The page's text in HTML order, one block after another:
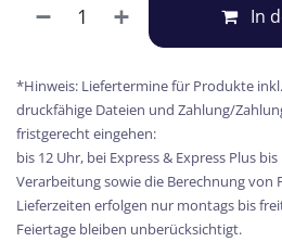
In
*Hinweis: Liefertermine für Produkte
druckfähige Dateien und Zahlung/
fristgerecht eingehen:
bis 12 Uhr, bei Express & Express Plus
Verarbeitung sowie die Berechnung von
Lieferzeiten erfolgen nur montags bis
Feiertage bleiben unberücksichtigt.